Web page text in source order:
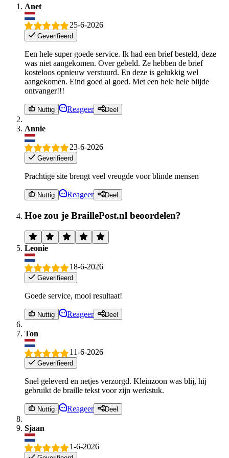
Anet
25-6-2026
Geverifieerd
Een hele super goede service. Ik had een brief besteld, deze
was niet aangekomen. Over gebeld. Ze hebben de brief
kosteloos opnieuw verstuurd. En deze is gelukkig wel
aangekomen. Eind goed al goed. Met een hele hele blijde
ontvanger!!!
Nuttig Reageer Deel
Annie
23-6-2026
Geverifieerd
Prachtige site brengt veel vreugde voor blinde mensen
Nuttig Reageer Deel
Hoe zou je BraillePost.nl beoordelen?
Leonie
18-6-2026
Geverifieerd
Goede service, mooi resultaat!
Nuttig Reageer Deel
Ton
11-6-2026
Geverifieerd
Snel geleverd en netjes verzorgd. Kleinzoon was blij, hij
gebruikt de braille tekst voor zijn werkstuk.
Nuttig Reageer Deel
Sjaan
1-6-2026